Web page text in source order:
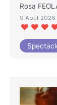
Rosa
9 Août 2026